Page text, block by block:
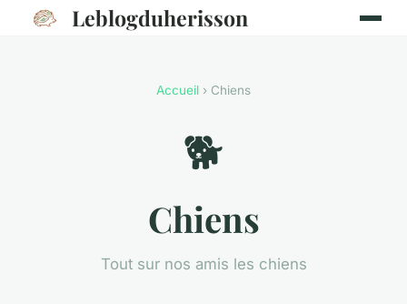
Leblogduherisson
Accueil › Chiens
🐕
Chiens
Tout sur nos amis les chiens